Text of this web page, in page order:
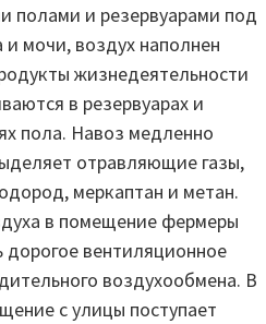
полами и резервуарами под
мочи, воздух наполнен
жизнедеятельности
в резервуарах и
пола. Навоз медленно
отравляющие газы,
меркаптан и метан.
в помещение фермеры
вентиляционное
воздухообмена. В
с улицы поступает